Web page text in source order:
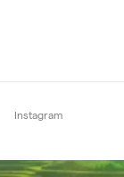
Instagram